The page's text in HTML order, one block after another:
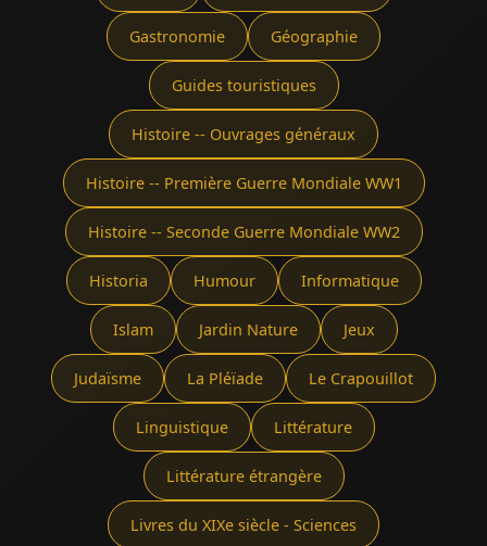
Gastronomie Géographie
Guides touristiques
Histoire -- Ouvrages généraux
Histoire -- Première Guerre Mondiale WW1
Histoire -- Seconde Guerre Mondiale WW2
Historia Humour Informatique
Islam Jardin Nature Jeux
Judaïsme La Pléïade Le Crapouillot
Linguistique Littérature
Littérature étrangère
Livres du XIXe siècle - Sciences